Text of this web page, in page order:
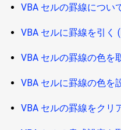
VBA セルの罫線につい
VBA セルに罫線を引く
VBA セルの罫線の色を
VBA セルに罫線の色を
VBA セルの罫線をクリ